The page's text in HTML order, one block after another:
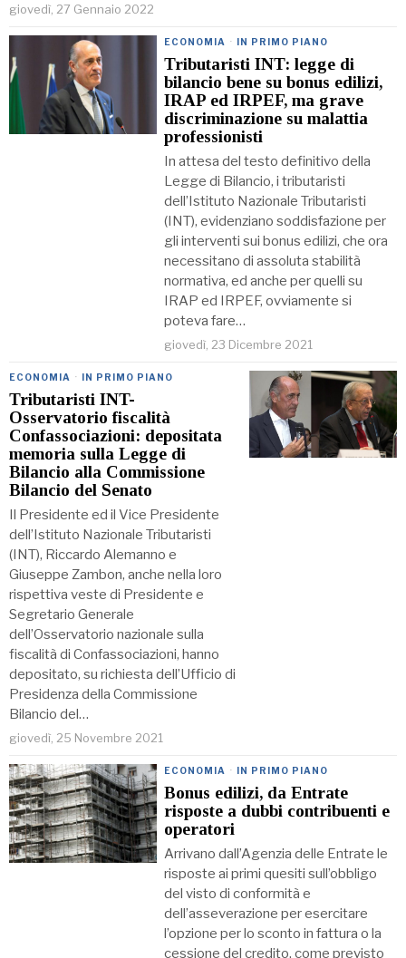
giovedì, 27 Gennaio 2022
ECONOMIA · IN PRIMO PIANO
Tributaristi INT: legge di
bilancio bene su bonus edilizi,
IRAP ed IRPEF, ma grave
discriminazione su malattia
professionisti
In attesa del testo definitivo della
Legge di Bilancio, i tributaristi
dell’Istituto Nazionale Tributaristi
(INT), evidenziano soddisfazione per
gli interventi sui bonus edilizi, che ora
necessitano di assoluta stabilità
normativa, ed anche per quelli su
IRAP ed IRPEF, ovviamente si
poteva fare…
giovedì, 23 Dicembre 2021
ECONOMIA · IN PRIMO PIANO
Tributaristi INT-
Osservatorio fiscalità
Confassociazioni: depositata
memoria sulla Legge di
Bilancio alla Commissione
Bilancio del Senato
Il Presidente ed il Vice Presidente
dell’Istituto Nazionale Tributaristi
(INT), Riccardo Alemanno e
Giuseppe Zambon, anche nella loro
rispettiva veste di Presidente e
Segretario Generale
dell’Osservatorio nazionale sulla
fiscalità di Confassociazioni, hanno
depositato, su richiesta dell’Ufficio di
Presidenza della Commissione
Bilancio del…
giovedì, 25 Novembre 2021
ECONOMIA · IN PRIMO PIANO
Bonus edilizi, da Entrate
risposte a dubbi contribuenti e
operatori
Arrivano dall’Agenzia delle Entrate le
risposte ai primi quesiti sull’obbligo
del visto di conformità e
dell’asseverazione per esercitare
l’opzione per lo sconto in fattura o la
cessione del credito, come previsto